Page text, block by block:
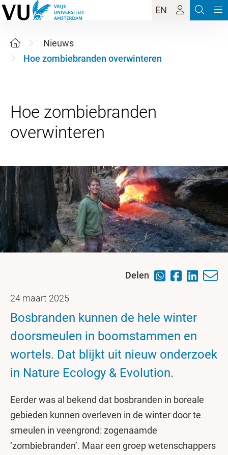
EN
Nieuws
Hoe zombiebranden overwinteren
Hoe zombiebranden
Delen
24 maart 2025
Bosbranden kunnen de hele winter
doorsmeulen in boomstammen en
wortels. Dat blijkt uit nieuw onderzoek
in Nature Ecology & Evolution.
Eerder was al bekend dat bosbranden in boreale
gebieden kunnen overleven in de winter door te
smeulen in veengrond: zogenaamde
‘zombiebranden’. Maar een groep wetenschappers